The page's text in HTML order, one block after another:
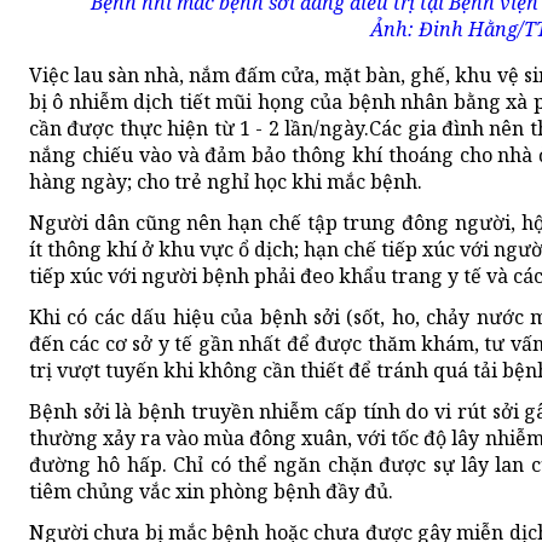
Ảnh: Đinh Hằng/
Việc lau sàn nhà, nắm đấm cửa, mặt bàn, ghế, khu vệ
bị ô nhiễm dịch tiết mũi họng của bệnh nhân bằng xà
cần được thực hiện từ 1 - 2 lần/ngày.Các gia đình nên
nắng chiếu vào và đảm bảo thông khí thoáng cho
hàng ngày; cho trẻ nghỉ học khi mắc bệnh.
Người dân cũng nên hạn chế tập trung đông người,
ít thông khí ở khu vực ổ dịch; hạn chế tiếp xúc với
tiếp xúc với người bệnh phải đeo khẩu trang y tế và
Khi có các dấu hiệu của bệnh sởi (sốt, ho, chảy
đến các cơ sở y tế gần nhất để được thăm khám, tư
trị vượt tuyến khi không cần thiết để tránh quá tải
Bệnh sởi là bệnh truyền nhiễm cấp tính do vi rút sởi
thường xảy ra vào mùa đông xuân, với tốc độ lây
đường hô hấp. Chỉ có thể ngăn chặn được sự lây lan
tiêm chủng vắc xin phòng bệnh đầy đủ.
Người chưa bị mắc bệnh hoặc chưa được gây miễn